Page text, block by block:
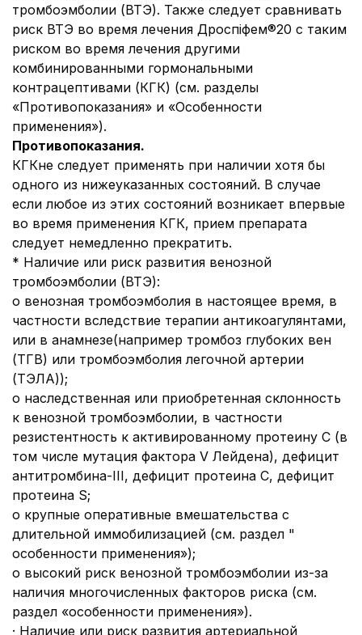
тромбоэмболии (ВТЭ). Также следует сравнивать
риск ВТЭ во время лечения Дроспіфем®20 с таким
риском во время лечения другими
комбинированными гормональными
контрацептивами (КГК) (см. разделы
«Противопоказания» и «Особенности
применения»).
Противопоказания.
КГКне следует применять при наличии хотя бы
одного из нижеуказанных состояний. В случае
если любое из этих состояний возникает впервые
во время применения КГК, прием препарата
следует немедленно прекратить.
* Наличие или риск развития венозной
тромбоэмболии (ВТЭ):
o венозная тромбоэмболия в настоящее время, в
частности вследствие терапии антикоагулянтами,
или в анамнезе(например тромбоз глубоких вен
(ТГВ) или тромбоэмболия легочной артерии
(ТЭЛА));
o наследственная или приобретенная склонность
к венозной тромбоэмболии, в частности
резистентность к активированному протеину С (в
том числе мутация фактора V Лейдена), дефицит
антитромбина-III, дефицит протеина С, дефицит
протеина S;
o крупные оперативные вмешательства с
длительной иммобилизацией (см. раздел "
особенности применения»);
o высокий риск венозной тромбоэмболии из-за
наличия многочисленных факторов риска (см.
раздел «особенности применения»).
· Наличие или риск развития артериальной